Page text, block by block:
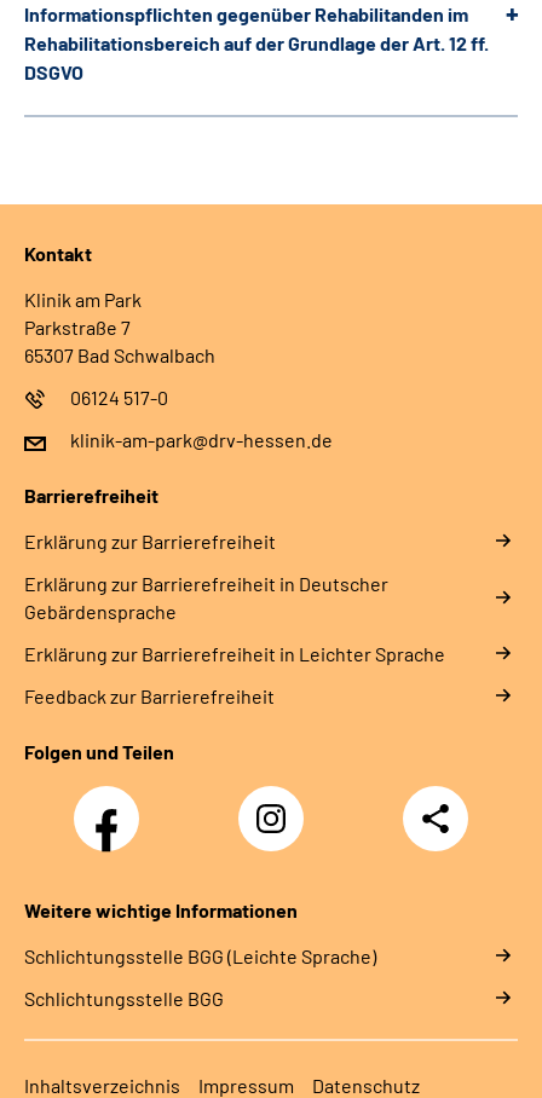
Leichte Sprache
Informationspflichten gegenüber Rehabilitanden im
Rehabilitationsbereich auf der Grundlage der Art. 12 ff.
DSGVO
Kontakt
Klinik am Park
Parkstraße 7
65307 Bad Schwalbach
06124 517-0
klinik-am-park@drv-hessen.de
Barrierefreiheit
Erklärung zur Barrierefreiheit
Erklärung zur Barrierefreiheit in Deutscher
Gebärdensprache
Erklärung zur Barrierefreiheit in Leichter Sprache
Feedback zur Barrierefreiheit
Folgen und Teilen
Facebook Instagram
Teilen
Weitere wichtige Informationen
Schlich­tungs­stel­le BGG (Leichte Sprache)
Schlich­tungs­stel­le BGG
Inhaltsverzeichnis Impressum Datenschutz